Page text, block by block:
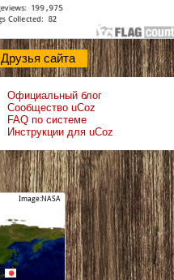
Друзья сайта
Официальный блог
Сообщество uCoz
FAQ по системе
Инструкции для uCoz